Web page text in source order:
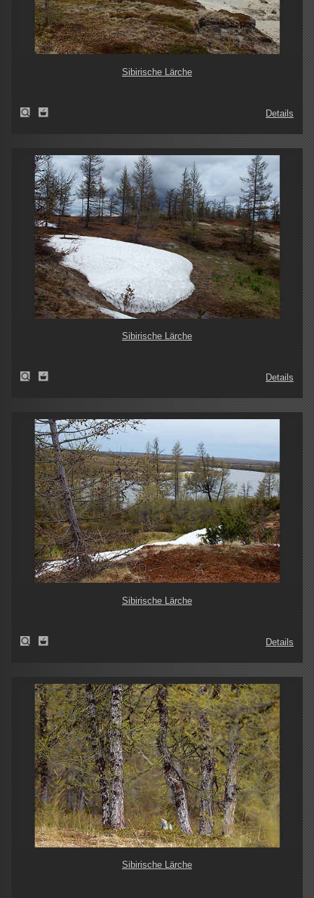
Sibirische Lärche
Details
Sibirische Lärche
Details
Sibirische Lärche
Details
Sibirische Lärche